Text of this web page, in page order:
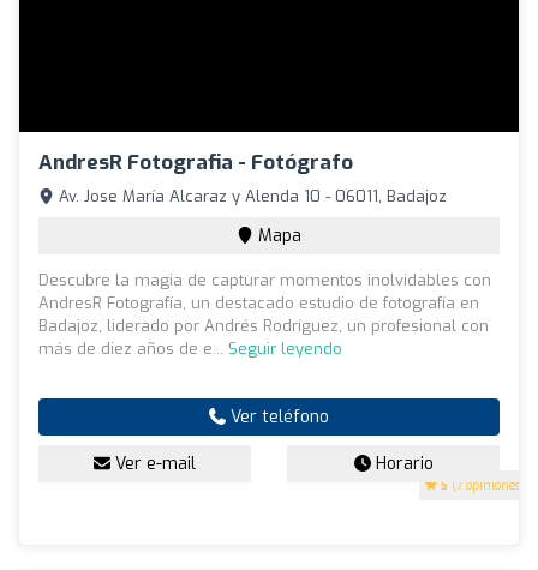
AndresR Fotografia - Fotógrafo
5 (7 opiniones)
Av. Jose María Alcaraz y Alenda 10 - 06011, Badajoz
Mapa
Descubre la magia de capturar momentos inolvidables con
AndresR Fotografía, un destacado estudio de fotografía en
Badajoz, liderado por Andrés Rodríguez, un profesional con
más de diez años de e... Seguir leyendo
Ver teléfono
Ver e-mail Horario